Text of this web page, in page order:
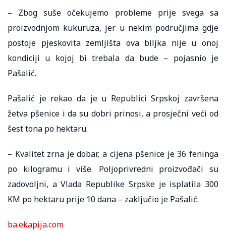
– Zbog suše očekujemo probleme prije svega sa
proizvodnjom kukuruza, jer u nekim područjima gdje
postoje pjeskovita zemljišta ova biljka nije u onoj
kondiciji u kojoj bi trebala da bude – pojasnio je
Pašalić.
Pašalić je rekao da je u Republici Srpskoj završena
žetva pšenice i da su dobri prinosi, a prosječni veći od
šest tona po hektaru.
– Kvalitet zrna je dobar, a cijena pšenice je 36 feninga
po kilogramu i više. Poljoprivredni proizvođači su
zadovoljni, a Vlada Republike Srpske je isplatila 300
KM po hektaru prije 10 dana – zaključio je Pašalić.
ba.ekapija.com